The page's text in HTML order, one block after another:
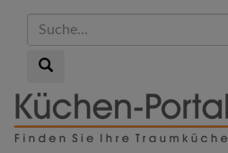
Suche...
Skip
to
main